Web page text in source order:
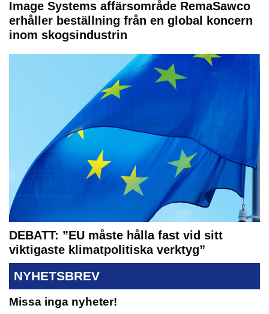
Image Systems affärsområde RemaSawco
erhåller beställning från en global koncern
inom skogsindustrin
DEBATT: ”EU måste hålla fast vid sitt
viktigaste klimatpolitiska verktyg”
NYHETSBREV
Missa inga nyheter!